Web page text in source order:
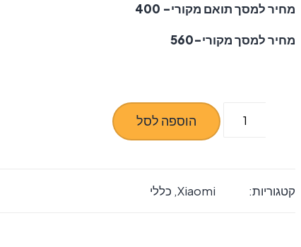
מחיר למסך תואם מקורי- 400
מחיר למסך מקורי-560
note
הוספה לסל
קטגוריות: Xiaomi
, כללי